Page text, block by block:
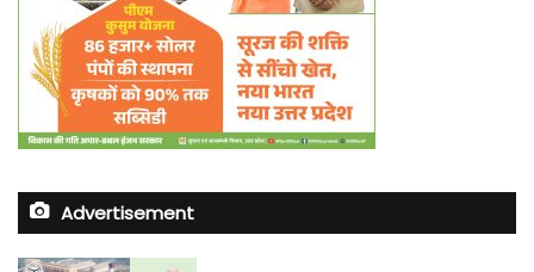
Advertisement